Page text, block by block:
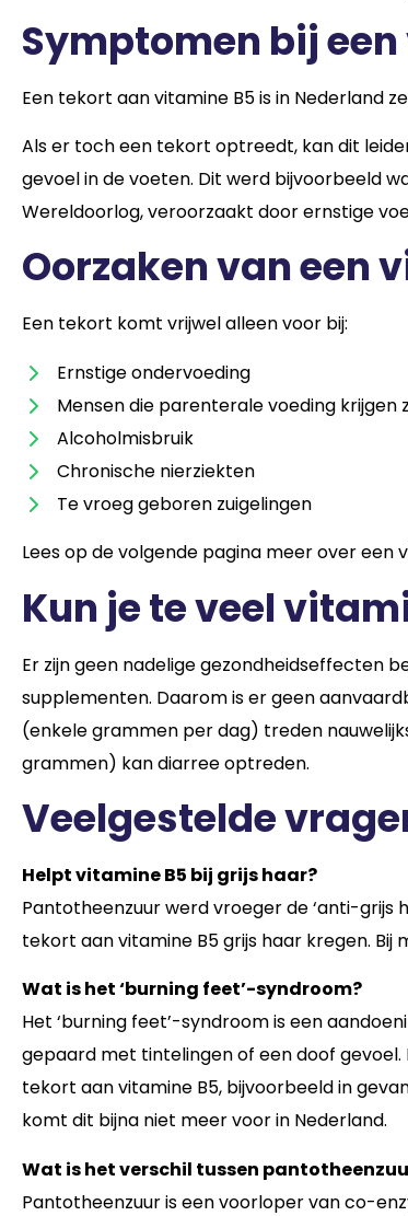
Symptomen bij
Een tekort aan vitamine B5 is in Nederland
Als er toch een tekort optreedt, kan dit
gevoel in de voeten. Dit werd bijvoorbeeld
Wereldoorlog, veroorzaakt door ernstige
Oorzaken van een
Een tekort komt vrijwel alleen voor bij:
Ernstige ondervoeding
Mensen die parenterale voeding krijgen
Alcoholmisbruik
Chronische nierziekten
Te vroeg geboren zuigelingen
Lees op de volgende pagina meer over een
Kun je te veel
Er zijn geen nadelige gezondheidseffecten
supplementen. Daarom is er geen
(enkele grammen per dag) treden
grammen) kan diarree optreden.
Veelgestelde
Helpt vitamine B5 bij grijs haar?
Pantotheenzuur werd vroeger de ‘anti-
tekort aan vitamine B5 grijs haar kregen.
Wat is het ‘burning feet’-syndroom?
Het ‘burning feet’-syndroom is een
gepaard met tintelingen of een doof
tekort aan vitamine B5, bijvoorbeeld in
komt dit bijna niet meer voor in Nederland.
Wat is het verschil tussen
Pantotheenzuur is een voorloper van co-